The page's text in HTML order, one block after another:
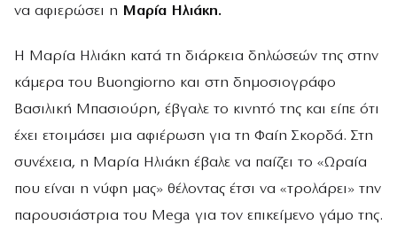
να αφιερώσει η Μαρία Ηλιάκη.
Η Μαρία Ηλιάκη κατά τη διάρκεια δηλώσεών της στην
κάμερα του Buongiorno και στη δημοσιογράφο
Βασιλική Μπασιούρη, έβγαλε το κινητό της και είπε ότι
έχει ετοιμάσει μια αφιέρωση για τη Φαίη Σκορδά. Στη
συνέχεια, η Μαρία Ηλιάκη έβαλε να παίζει το «Ωραία
που είναι η νύφη μας» θέλοντας έτσι να «τρολάρει» την
παρουσιάστρια του Mega για τον επικείμενο γάμο της.